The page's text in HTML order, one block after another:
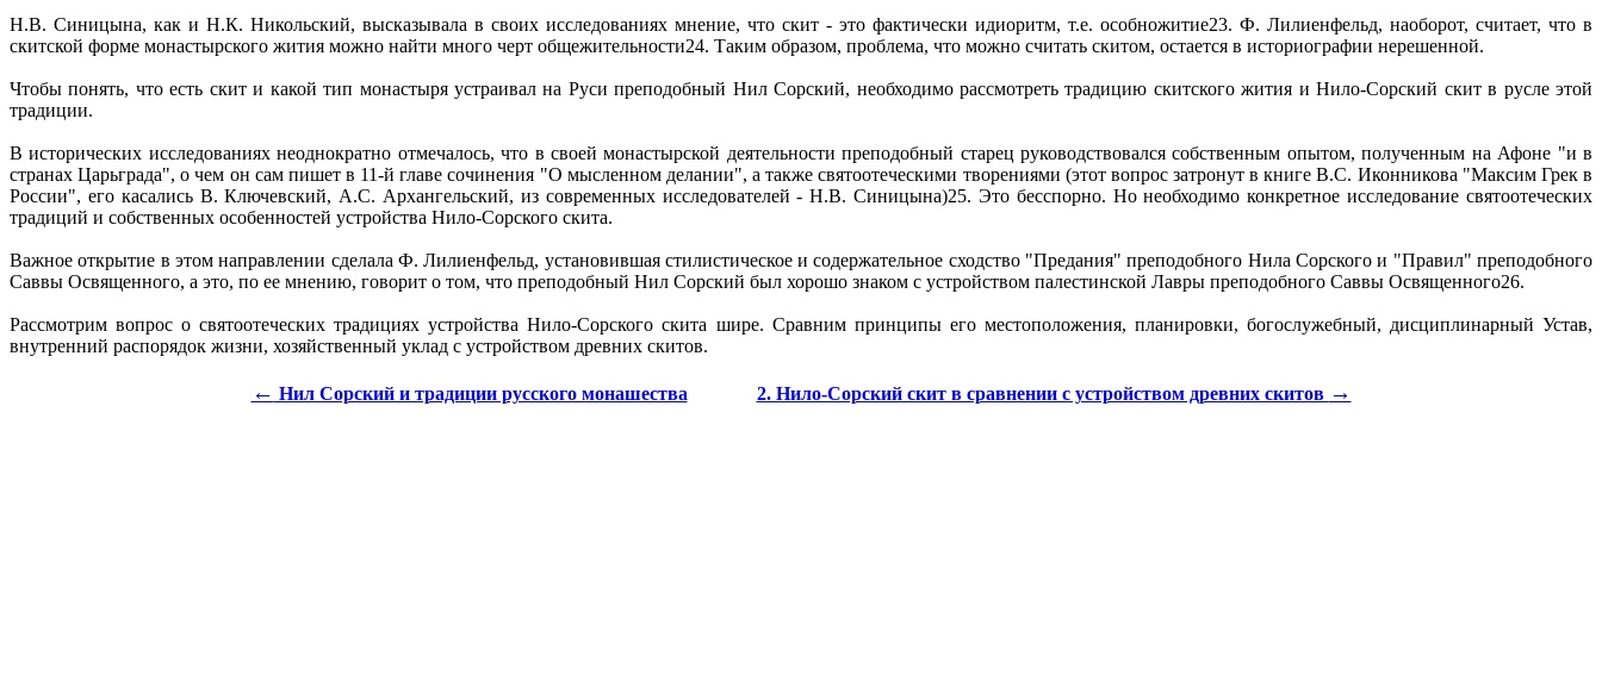
Н.В. Синицына, как и Н.К. Никольский, высказывала в своих исследованиях мнение, что скит - это фактически идиоритм, т.е. особножитие23. Ф. Лилиенфельд, наоборот, считает, что в
скитской форме монастырского жития можно найти много черт общежительности24. Таким образом, проблема, что можно считать скитом, остается в историографии нерешенной.
Чтобы понять, что есть скит и какой тип монастыря устраивал на Руси преподобный Нил Сорский, необходимо рассмотреть традицию скитского жития и Нило-Сорский скит в русле этой
традиции.
В исторических исследованиях неоднократно отмечалось, что в своей монастырской деятельности преподобный старец руководствовался собственным опытом, полученным на Афоне "и в
странах Царьграда", о чем он сам пишет в 11-й главе сочинения "О мысленном делании", а также святоотеческими творениями (этот вопрос затронут в книге В.С. Иконникова "Максим Грек в
России", его касались В. Ключевский, А.С. Архангельский, из современных исследователей - Н.В. Синицына)25. Это бесспорно. Но необходимо конкретное исследование святоотеческих
традиций и собственных особенностей устройства Нило-Сорского скита.
Важное открытие в этом направлении сделала Ф. Лилиенфельд, установившая стилистическое и содержательное сходство "Предания" преподобного Нила Сорского и "Правил" преподобного
Саввы Освященного, а это, по ее мнению, говорит о том, что преподобный Нил Сорский был хорошо знаком с устройством палестинской Лавры преподобного Саввы Освященного26.
Рассмотрим вопрос о святоотеческих традициях устройства Нило-Сорского скита шире. Сравним принципы его местоположения, планировки, богослужебный, дисциплинарный Устав,
внутренний распорядок жизни, хозяйственный уклад с устройством древних скитов.
← Нил Сорский и традиции русского монашества 2. Нило-Сорский скит в сравнении с устройством древних скитов →